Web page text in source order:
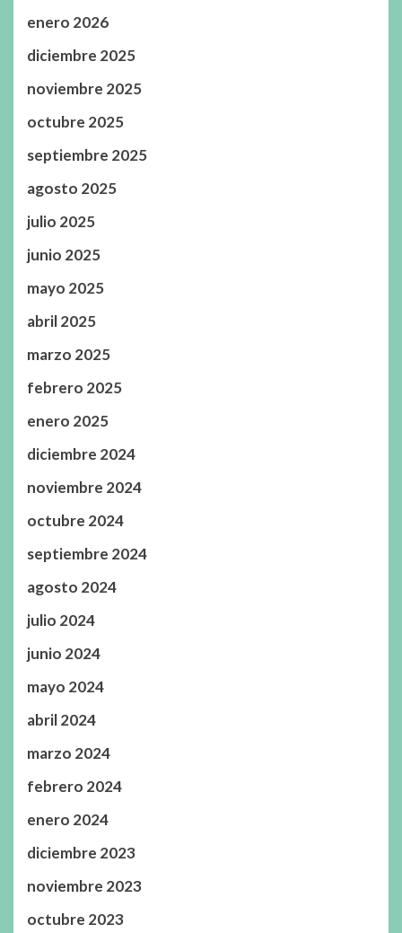
enero 2026
diciembre 2025
noviembre 2025
octubre 2025
septiembre 2025
agosto 2025
julio 2025
junio 2025
mayo 2025
abril 2025
marzo 2025
febrero 2025
enero 2025
diciembre 2024
noviembre 2024
octubre 2024
septiembre 2024
agosto 2024
julio 2024
junio 2024
mayo 2024
abril 2024
marzo 2024
febrero 2024
enero 2024
diciembre 2023
noviembre 2023
octubre 2023